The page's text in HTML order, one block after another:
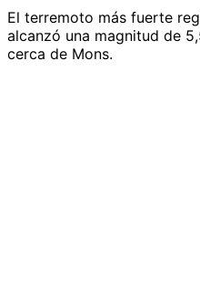
El terremoto más fuerte
alcanzó una magnitud de
cerca de Mons.